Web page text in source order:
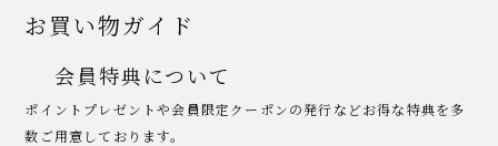
お買い物ガイド
会員特典について
ポイントプレゼントや会員限定クーポンの発行などお得な特典を多
数ご用意しております。